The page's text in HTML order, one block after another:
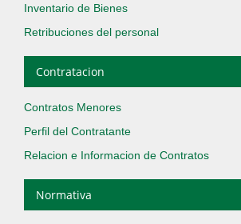
Inventario de Bienes
Retribuciones del personal
Contratacion
Contratos Menores
Perfil del Contratante
Relacion e Informacion de Contratos
Normativa